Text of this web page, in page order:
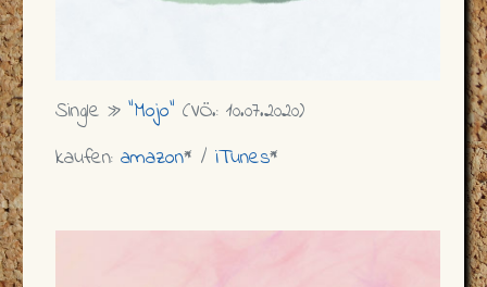
Single » "Mojo" (VÖ.: 10.07.2020)
kaufen: amazon* / iTunes*